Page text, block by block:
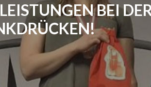
BEI DER